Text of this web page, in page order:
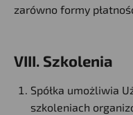
zarówno formy
VIII. Szkolenia
Spółka umożliwia
szkoleniach